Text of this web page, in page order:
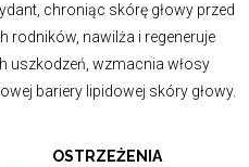
chroniąc skórę głowy przed
rodników, nawilża i regeneruje
uszkodzeń, wzmacnia włosy
bariery lipidowej skóry głowy.
OSTRZEŻENIA